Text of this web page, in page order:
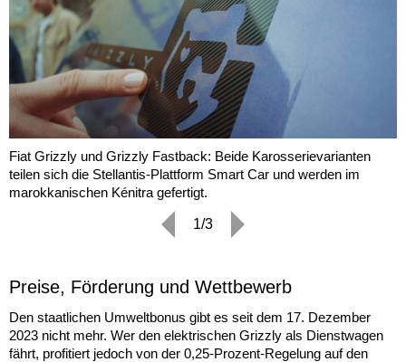
Fiat Grizzly und Grizzly Fastback: Beide Karosserievarianten
teilen sich die Stellantis-Plattform Smart Car und werden im
marokkanischen Kénitra gefertigt.
1/3
Preise, Förderung und Wettbewerb
Den staatlichen Umweltbonus gibt es seit dem 17. Dezember
2023 nicht mehr. Wer den elektrischen Grizzly als Dienstwagen
fährt, profitiert jedoch von der 0,25-Prozent-Regelung auf den